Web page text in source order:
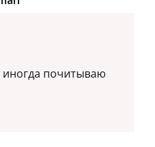
иногда почитываю